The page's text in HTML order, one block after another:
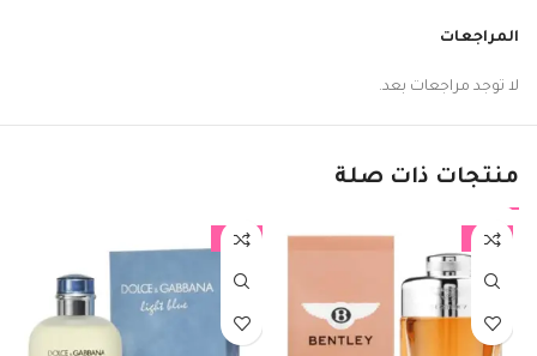
المراجعات
لا توجد مراجعات بعد.
منتجات ذات صلة
-17%
-15%